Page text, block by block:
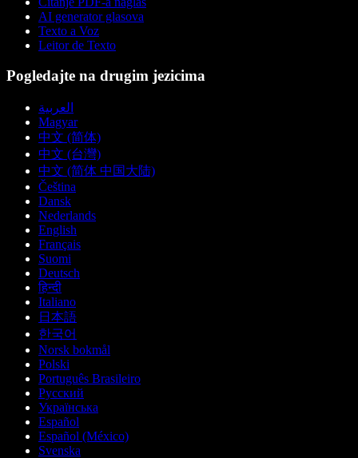
AI generator glasova
Texto a Voz
Leitor de Texto
Pogledajte na drugim jezicima
العربية
Magyar
中文 (简体)
中文 (台灣)
中文 (简体 中国大陆)
Čeština
Dansk
Nederlands
English
Français
Suomi
Deutsch
हिन्दी
Italiano
日本語
한국어
Norsk bokmål
Polski
Português Brasileiro
Русский
Українська
Español
Español (México)
Svenska